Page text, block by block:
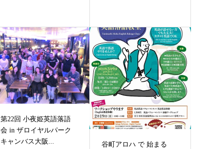
第22回 小夜姫英語落語
会 in ザロイヤルパーク
キャンバス大阪...
谷町アロハ で 始まる